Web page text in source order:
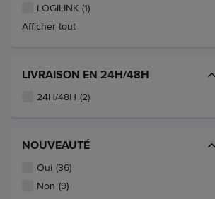
LOGILINK (1)
Afficher tout
LIVRAISON EN 24H/48H
24H/48H (2)
NOUVEAUTÉ
Oui (36)
Non (9)